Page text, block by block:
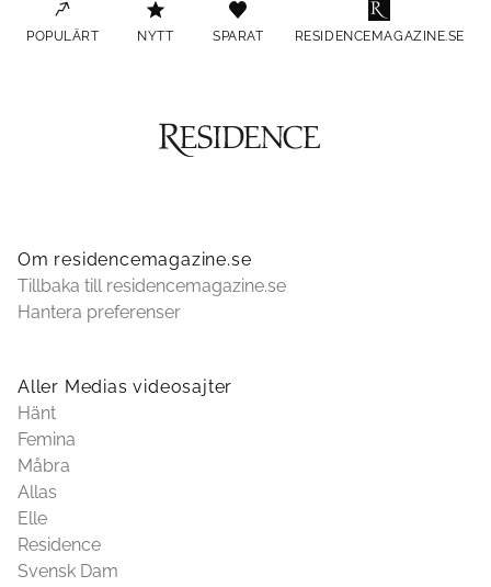
POPULÄRT NYTT SPARAT RESIDENCEMAGAZINE.SE
Om residencemagazine.se
Tillbaka till residencemagazine.se
Hantera preferenser
Aller Medias videosajter
Hänt
Femina
Måbra
Allas
Elle
Residence
Svensk Dam